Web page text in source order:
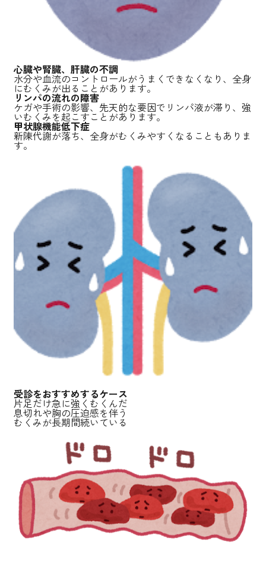
心臓や腎臓、肝臓の不調
水分や血流のコントロールがうまくできなくなり、全身
にむくみが出ることがあります。
リンパの流れの障害
ケガや手術の影響、先天的な要因でリンパ液が滞り、強
いむくみを起こすことがあります。
甲状腺機能低下症
新陳代謝が落ち、全身がむくみやすくなることもありま
す。
受診をおすすめするケース
片足だけ急に強くむくんだ
息切れや胸の圧迫感を伴う
むくみが長期間続いている